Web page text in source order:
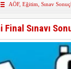
AÖF, Eğitim Sınav
Sınavı